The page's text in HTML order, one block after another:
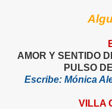
AMOR Y SENTIDO
PULSO
Escribe: Mónica
VILLA